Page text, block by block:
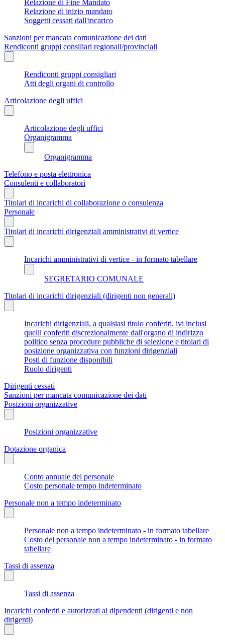
Relazione di Fine Mandato
Relazione di inizio mandato
Soggetti cessati dall'incarico
Sanzioni per mancata comunicazione dei dati
Rendiconti gruppi consiliari regionali/provinciali
Rendiconti gruppi consigliari
Atti degli organi di controllo
Articolazione degli uffici
Articolazione degli uffici
Organigramma
Organigramma
Telefono e posta elettronica
Consulenti e collaboratori
Titolari di incarichi di collaborazione o consulenza
Personale
Titolari di incarichi dirigenziali amministrativi di vertice
Incarichi amministrativi di vertice - in formato tabellare
SEGRETARIO COMUNALE
Titolari di incarichi dirigenziali (dirigenti non generali)
Incarichi dirigenziali, a qualsiasi titolo conferiti, ivi inclusi
quelli conferiti discrezionalmente dall'organo di indirizzo
politico senza procedure pubbliche di selezione e titolari di
posizione organizzativa con funzioni dirigenziali
Posti di funzione disponibili
Ruolo dirigenti
Dirigenti cessati
Sanzioni per mancata comunicazione dei dati
Posizioni organizzative
Posizioni organizzative
Dotazione organica
Conto annuale del personale
Costo personale tempo indeterminato
Personale non a tempo indeterminato
Personale non a tempo indeterminato - in formato tabellare
Costo del personale non a tempo indeterminato - in formato
tabellare
Tassi di assenza
Tassi di assenza
Incarichi conferiti e autorizzati ai dipendenti (dirigenti e non
dirigenti)